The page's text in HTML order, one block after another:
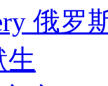
俄罗
生